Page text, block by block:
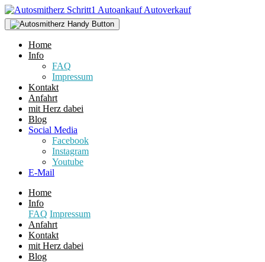
Home
Info
FAQ
Impressum
Kontakt
Anfahrt
mit Herz dabei
Blog
Social Media
Facebook
Instagram
Youtube
E-Mail
Home
Info
FAQ Impressum
Anfahrt
Kontakt
mit Herz dabei
Blog